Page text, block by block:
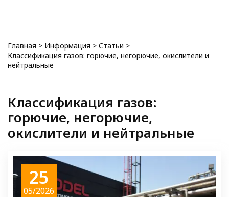
Главная > Информация > Статьи >
Классификация газов: горючие, негорючие, окислители и
нейтральные
Классификация газов:
горючие, негорючие,
окислители и нейтральные
25
05/2026